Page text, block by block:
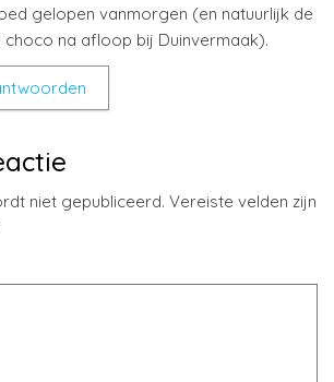
gelopen vanmorgen (en natuurlijk de
choco na afloop bij Duinvermaak).
niet gepubliceerd. Vereiste velden zijn